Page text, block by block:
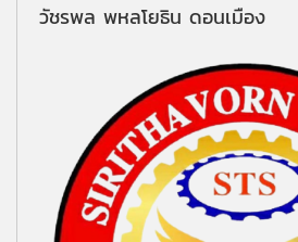
วัชรพล พหลโยธิน ดอนเมือง